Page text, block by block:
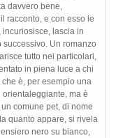
davvero bene,
racconto, e con esso le
lascia in
Un romanzo
tutto nei particolari,
in piena luce a chi
è, per esempio una
ma è
comune pet, di nome
quanto appare, si rivela
nero su bianco,